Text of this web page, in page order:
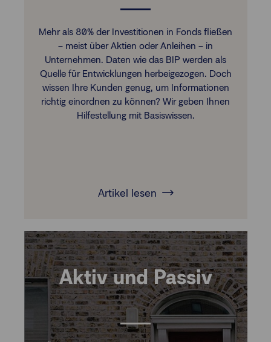
Mehr als 80% der Investitionen in Fonds fließen
– meist über Aktien oder Anleihen – in
Unternehmen. Daten wie das BIP werden als
Quelle für Entwicklungen herbeigezogen. Doch
wissen Ihre Kunden genug, um Informationen
richtig einordnen zu können? Wir geben Ihnen
Hilfestellung mit Basiswissen.
Artikel lesen
Aktiv und Passiv